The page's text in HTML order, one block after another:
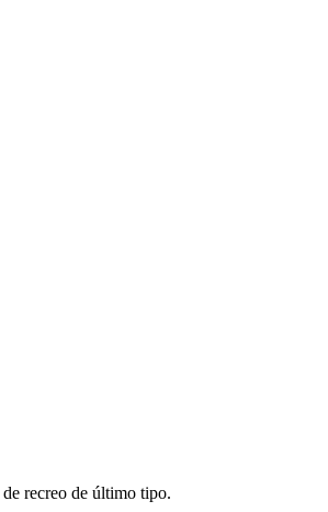
recreo de último tipo.